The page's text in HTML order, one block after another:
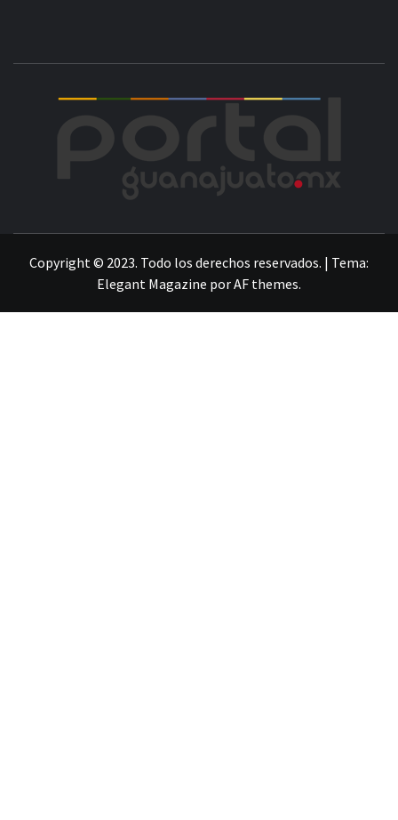
Copyright © 2023. Todo los derechos reservados. | Tema:
Elegant Magazine porAF themes.